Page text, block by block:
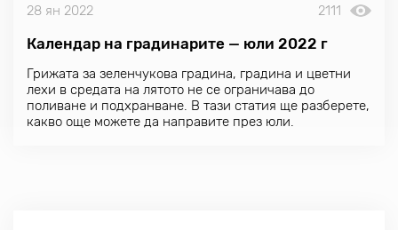
28 ян 2022 2111
Календар на градинарите — юли 2022 г
Грижата за зеленчукова градина, градина и цветни
лехи в средата на лятото не се ограничава до
поливане и подхранване. В тази статия ще разберете,
какво още можете да направите през юли.